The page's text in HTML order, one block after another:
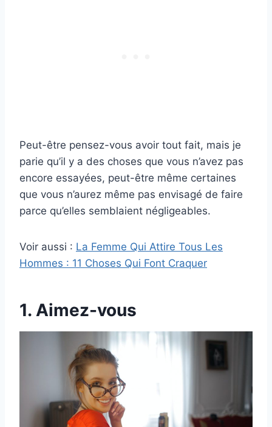
Peut-être pensez-vous avoir tout fait, mais je
parie qu’il y a des choses que vous n’avez pas
encore essayées, peut-être même certaines
que vous n’aurez même pas envisagé de faire
parce qu’elles semblaient négligeables.
Voir aussi : La Femme Qui Attire Tous Les
Hommes : 11 Choses Qui Font Craquer
1. Aimez-vous